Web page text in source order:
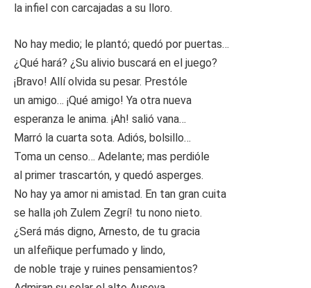
la infiel con carcajadas a su lloro.
No hay medio; le plantó; quedó por puertas…
¿Qué hará? ¿Su alivio buscará en el juego?
¡Bravo! Allí olvida su pesar. Prestóle
un amigo… ¡Qué amigo! Ya otra nueva
esperanza le anima. ¡Ah! salió vana…
Marró la cuarta sota. Adiós, bolsillo…
Toma un censo… Adelante; mas perdióle
al primer trascartón, y quedó asperges.
No hay ya amor ni amistad. En tan gran cuita
se halla ¡oh Zulem Zegrí! tu nono nieto.
¿Será más digno, Arnesto, de tu gracia
un alfeñique perfumado y lindo,
de noble traje y ruines pensamientos?